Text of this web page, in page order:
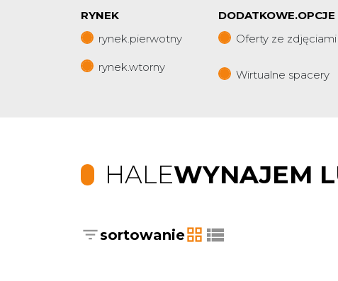
RYNEK
rynek.pierwotny
rynek.wtorny
DODATKOWE.OPCJE
Oferty ze zdjęciami
Wirtualne spacery
HALEWYNAJEM
sortowanie
tabela
lista